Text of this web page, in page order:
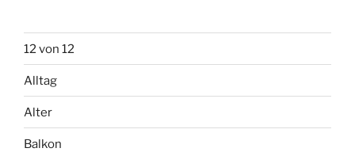
12 von 12
Alltag
Alter
Balkon